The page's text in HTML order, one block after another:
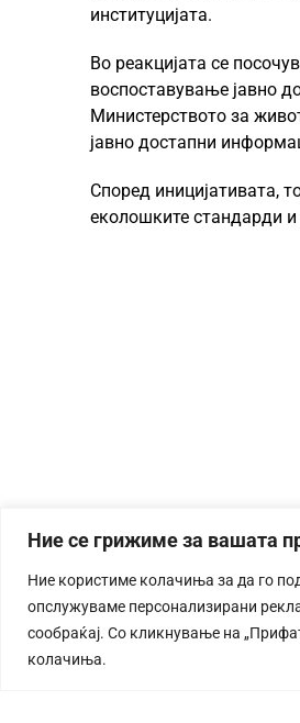
Ние се грижиме за вашата
Ние користиме колачиња за да го
опслужуваме персонализирани
сообраќај. Со кликнување на
колачиња.
институцијата.
Во реакцијата се
воспоставување јавно
Министерството за
јавно достапни
Според иницијативата,
еколошките стандарди и